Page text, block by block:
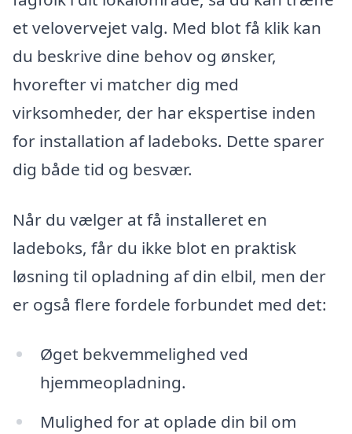
et velovervejet valg. Med blot få klik kan
du beskrive dine behov og ønsker,
hvorefter vi matcher dig med
virksomheder, der har ekspertise inden
for installation af ladeboks. Dette sparer
dig både tid og besvær.
Når du vælger at få installeret en
ladeboks, får du ikke blot en praktisk
løsning til opladning af din elbil, men der
er også flere fordele forbundet med det:
Øget bekvemmelighed ved
hjemmeopladning.
Mulighed for at oplade din bil om